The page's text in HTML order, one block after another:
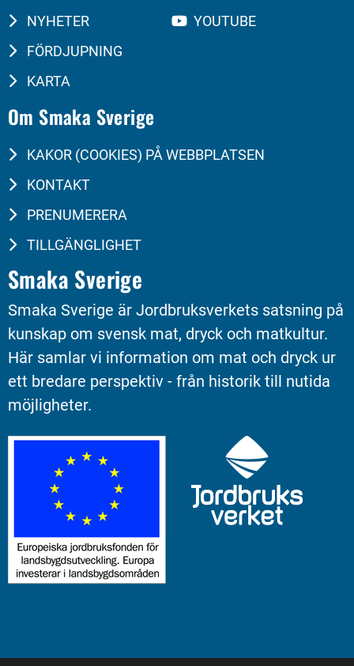
NYHETER
FÖRDJUPNING
KARTA
YOUTUBE
Om Smaka Sverige
KAKOR (COOKIES) PÅ WEBBPLATSEN
KONTAKT
PRENUMERERA
TILLGÄNGLIGHET
Smaka Sverige
Smaka Sverige är Jordbruksverkets satsning på
kunskap om svensk mat, dryck och matkultur.
Här samlar vi information om mat och dryck ur
ett bredare perspektiv - från historik till nutida
möjligheter.